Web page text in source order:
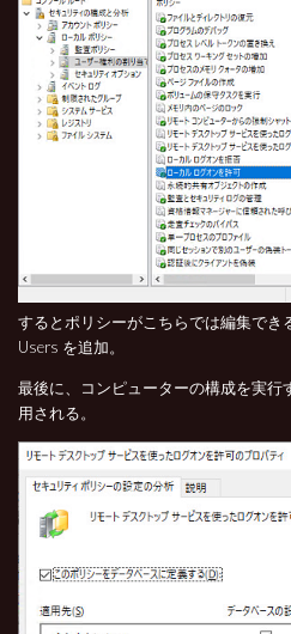
するとポリシーがこちらでは編集でき
Users を追加。
最後に、コンピューターの構成を実行
用される。